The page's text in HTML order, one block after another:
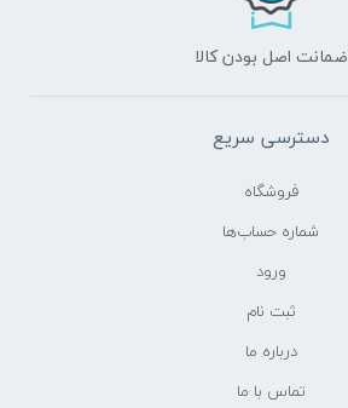
ضمانت اصل بودن کالا
دسترسی سریع
فروشگاه
شماره حساب‌ها
ورود
ثبت نام
درباره ما
تماس با ما